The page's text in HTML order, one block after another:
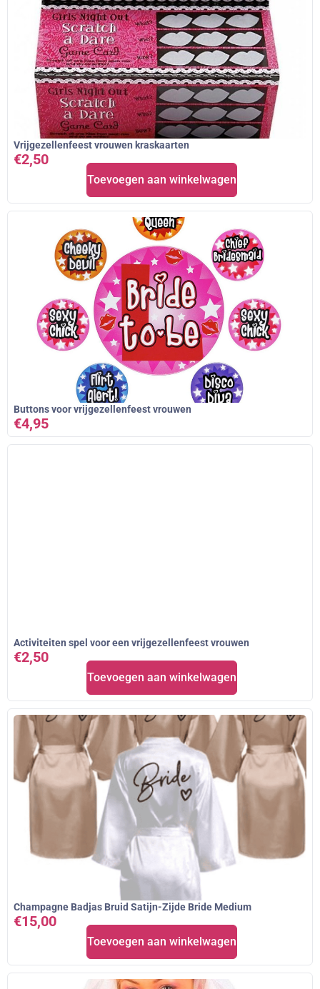
Vrijgezellenfeest vrouwen kraskaarten
€2,50
Toevoegen aan winkelwagen
Buttons voor vrijgezellenfeest vrouwen
€4,95
Activiteiten spel voor een vrijgezellenfeest vrouwen
€2,50
Toevoegen aan winkelwagen
Champagne Badjas Bruid Satijn-Zijde Bride Medium
€15,00
Toevoegen aan winkelwagen